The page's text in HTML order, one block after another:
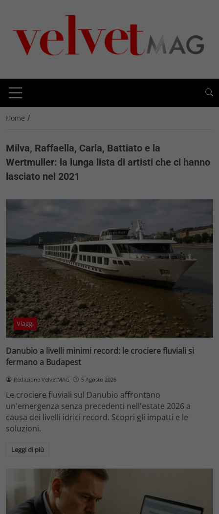
Home /
Milva, Raffaella, Carla, Battiato e la
Wertmuller: la lunga lista di artisti che ci hanno
lasciato nel 2021
Viaggi
Danubio a livelli minimi record: le crociere fluviali si
fermano a Budapest
Redazione VelvetMAG 5 Agosto 2026
Le crociere fluviali sul Danubio affrontano
un'emergenza senza precedenti nell'estate 2026 a
causa dei livelli idrici record. Scopri gli impatti e le
soluzioni.
Leggi di più